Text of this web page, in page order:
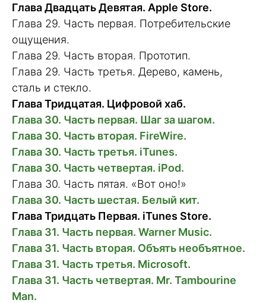
Глава Двадцать Девятая. Apple Store.
Глава 29. Часть первая. Потребительские
ощущения.
Глава 29. Часть вторая. Прототип.
Глава 29. Часть третья. Дерево, камень,
сталь и стекло.
Глава Тридцатая. Цифровой хаб.
Глава 30. Часть первая. Шаг за шагом.
Глава 30. Часть вторая. FireWire.
Глава 30. Часть третья. iTunes.
Глава 30. Часть четвертая. iPod.
Глава 30. Часть пятая. «Вот оно!»
Глава 30. Часть шестая. Белый кит.
Глава Тридцать Первая. iTunes Store.
Глава 31. Часть первая. Warner Music.
Глава 31. Часть вторая. Объять необъятное.
Глава 31. Часть третья. Microsoft.
Глава 31. Часть четвертая. Mr. Tambourine
Man.